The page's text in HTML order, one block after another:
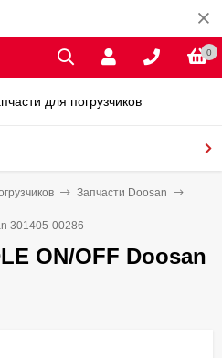
0
Запчасти Doosan
301405-00286
ON/OFF Doosan